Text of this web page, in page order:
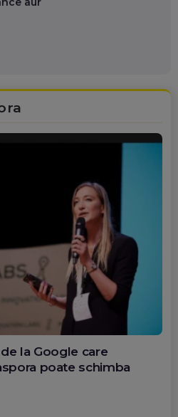
la Google care
poate schimba